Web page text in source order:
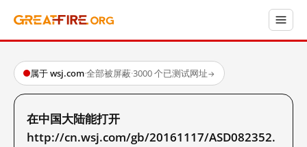
属于 wsj.com·全部被屏蔽·3000 个已测试网址→
在中国大陆能打开
http://cn.wsj.com/gb/20161117/ASD082352.